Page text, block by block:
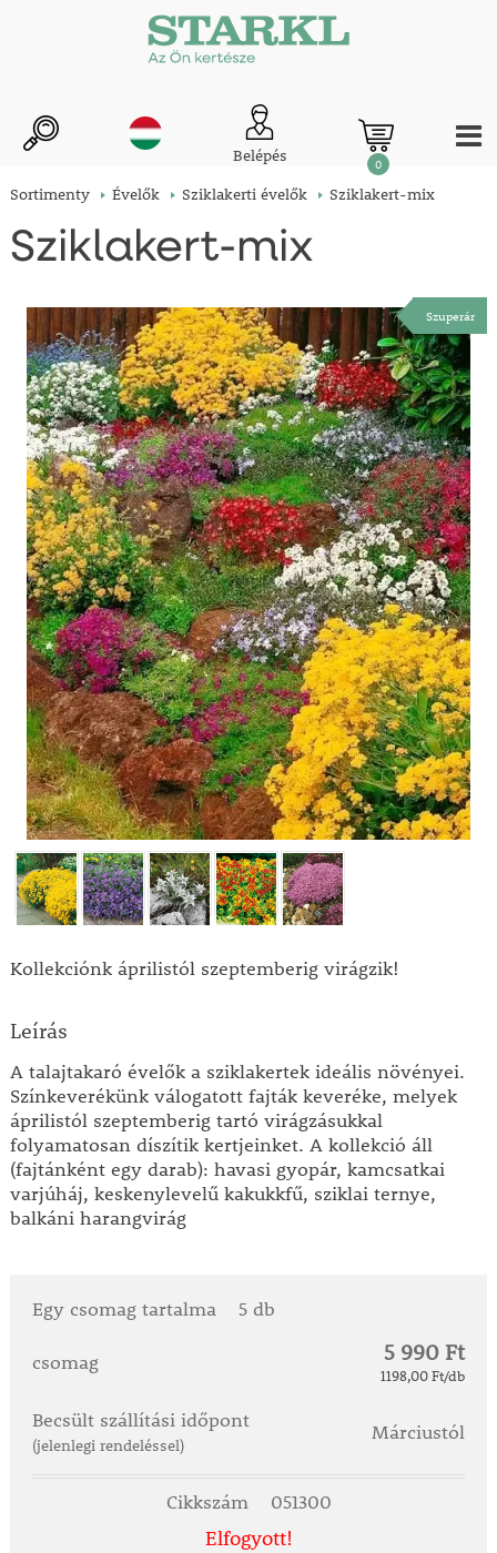
Belépés 0
Sortimenty Évelők Sziklakerti évelők Sziklakert-mix
Sziklakert-mix
Szuperár
Kollekciónk áprilistól szeptemberig virágzik!
Leírás
A talajtakaró évelők a sziklakertek ideális növényei.
Színkeverékünk válogatott fajták keveréke, melyek
áprilistól szeptemberig tartó virágzásukkal
folyamatosan díszítik kertjeinket. A kollekció áll
(fajtánként egy darab): havasi gyopár, kamcsatkai
varjúháj, keskenylevelű kakukkfű, sziklai ternye,
balkáni harangvirág
Egy csomag tartalma 5 db
csomag 5 990 Ft
1198,00 Ft/db
Becsült szállítási időpont
(jelenlegi rendeléssel)
Márciustól
Cikkszám 051300
Elfogyott!